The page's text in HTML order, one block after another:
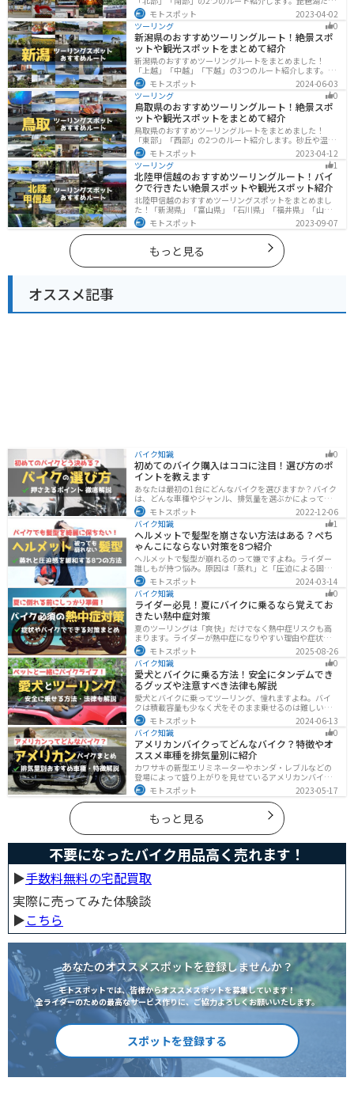
でなく、比叡山ドライブウェイなどの山を楽しめるスポ
ットも多数あります。バイクで滋賀県にツーリングに行
く際は参考にしてください。
モトスポット
2023-04-02
ツーリング
0
新潟県のおすすめツーリングルート！絶景スポ
ットや観光スポットをまとめて紹介
新潟県のおすすめツーリングルートをまとめました！
「上越」「中越」「下越」の3つのルート紹介します。自
然豊かな山と海、グルメも充実しており、自然を満喫す
るツーリングができます。バイクで新潟県にツーリング
に行く際は参考にしてください。
モトスポット
2024-06-03
ツーリング
0
鳥取県のおすすめツーリングルート！絶景スポ
ットや観光スポットをまとめて紹介
鳥取県のおすすめツーリングルートをまとめました！
「東部」「西部」の2つのルート紹介します。砂丘や温泉
地、歴史ある城跡など魅力溢れるスポットが多数あるの
で楽しめます。バイクで鳥取県にツーリングに行く際は
参考にしてください。
モトスポット
2023-04-12
ツーリング
1
北陸甲信越のおすすめツーリングルート！バイ
クで行きたい絶景スポットや観光スポット紹介
北陸甲信越のおすすめツーリングスポットをまとめまし
た！「新潟県」「富山県」「石川県」「福井県」「山梨
県」「長野県」の各県の観光地紹介します。自然豊かな
山々や湖、温泉地が点在し、四季折々の景色を楽しめる
スポットが多数あります。バイクで北陸甲信越にツーリ
ングに行く際は参考にしてください。
モトスポット 2023-09-07
もっと見る
オススメ記事
バイク知識 0
初めてのバイク購入はココに注目！選び方のポ
イントを教えます
あなたは最初の1台にどんなバイクを選びますか？バイク
は、どんな車種やジャンル、排気量を選ぶかによって今
後の楽しみ方が大きく変わるものなので、初めての愛車
選びはとても重要です。この記事ではそんなバイク選び
のオススメポイントをお伝えします。
モトスポット
2022-12-06
バイク知識
1
ヘルメットで髪型を崩さない方法はある？ぺち
ゃんこにならない対策を8つ紹介
ヘルメットで髪型が崩れるのって嫌ですよね。ライダー
誰しもが持つ悩み。原因は「蒸れ」と「圧迫による固
定」です。原因に対してしっかりと対策すればヘルメッ
トを被っても髪型を崩さなくすることは可能です。今回
はその方法をまとめました。バイクに乗って髪型が崩れ
るのが気になるという人は、参考にしてください。
モトスポット
2024-03-14
バイク知識
0
ライダー必見！夏にバイクに乗るなら覚えてお
きたい熱中症対策
夏のツーリングは「爽快」だけでなく熱中症リスクも高
まります。ライダーが熱中症になりやすい理由や症状、
危険性、そして安全に楽しむための対策を徹底解説。夏
用ウェア・水分補給・休憩ポイントの工夫など、猛暑で
も快適に走るコツを紹介します。
モトスポット
2025-08-26
バイク知識
0
愛犬とバイクに乗る方法！安全にタンデムでき
るグッズや注意すべき法律も解説
愛犬とバイクに乗ってツーリング、憧れますよね。バイ
クは積載容量も少なく犬をそのまま乗せるのは難しいで
すが、専用アイテムを使えば実現できます。この記事で
は、安全に楽しむために必要な知識やグッズをまとめま
した。しっかりと準備して愛犬とバイクライフを満喫し
ましょう！
モトスポット
2024-06-13
バイク知識
0
アメリカンバイクってどんなバイク？特徴やオ
ススメ車種を排気量別に紹介
カワサキの新型エリミネーターやホンダ・レブルなどの
登場によって盛り上がりを見せているアメリカンバイ
ク。スタイリッシュに乗れることはもちろん、ツーリン
グや通学通勤もこなせるアメリカンバイクの特徴や、オ
ススメの車種についてご紹介します！
モトスポット 2023-05-17
もっと見る
不要になったバイク用品高く売れます！
▶︎手数料無料の宅配買取
実際に売ってみた体験談
▶︎こちら
あなたのオススメスポットを登録しませんか？
モトスポットでは、皆様からオススメスポットを募集しています！
全ライダーのための最高なサービス作りに、ご協力よろしくお願いいたします。
スポットを登録する